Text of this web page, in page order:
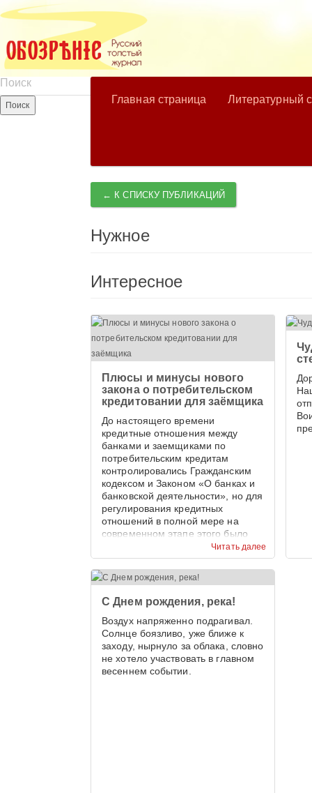
Главная страница Литературный
← К СПИСКУ ПУБЛИКАЦИЙ
Нужное
Интересное
Читать далее
Плюсы и минусы нового
закона о потребительском
кредитовании для заёмщика
До настоящего времени
кредитные отношения между
банками и заемщиками по
потребительским кредитам
контролировались Гражданским
кодексом и Законом «О банках и
банковской деятельности», но для
регулирования кредитных
отношений в полной мере на
современном этапе этого было
С Днем рождения, река!
Воздух напряженно подрагивал.
Солнце боязливо, уже ближе к
заходу, нырнуло за облака, словно
не хотело участвовать в главном
весеннем событии.